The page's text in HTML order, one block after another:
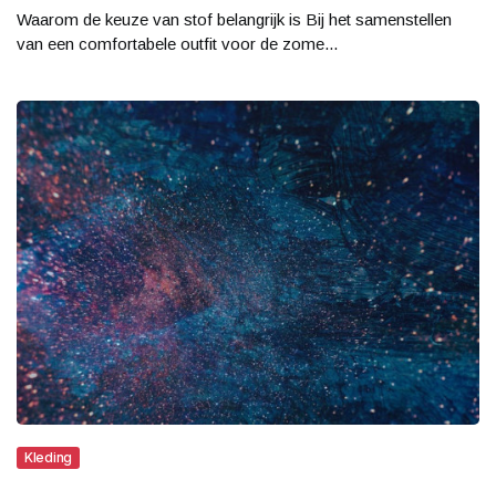
Waarom de keuze van stof belangrijk is Bij het samenstellen
van een comfortabele outfit voor de zome...
Kleding